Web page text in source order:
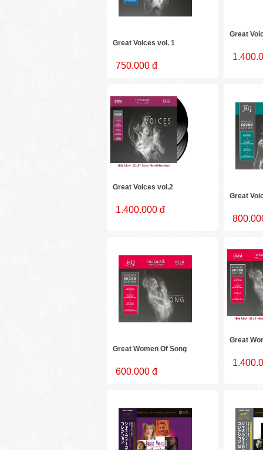
Great Voices vol. 1
750.000 đ
Great
Great Voices vol.2
1.400.000 đ
Great
Great Women Of Song
600.000 đ
Great